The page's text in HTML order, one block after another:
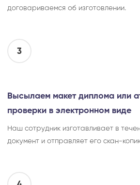
договариваемся об изготовлении.
3
Высылаем макет диплома или
проверки в электронном виде
Наш сотрудник изготавливает в
документ и отправляет его скан-